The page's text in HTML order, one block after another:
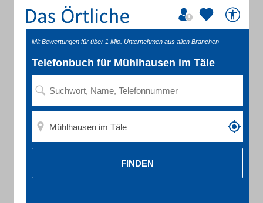
Mit Bewertungen für über 1 Mio. Unternehmen aus allen Branchen
Telefonbuch für Mühlhausen im Täle
FINDEN